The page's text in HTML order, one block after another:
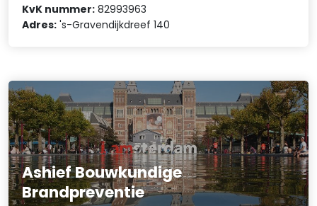
KvK nummer: 82993963
Adres: 's-Gravendijkdreef 140
Ashief Bouwkundige
Brandpreventie